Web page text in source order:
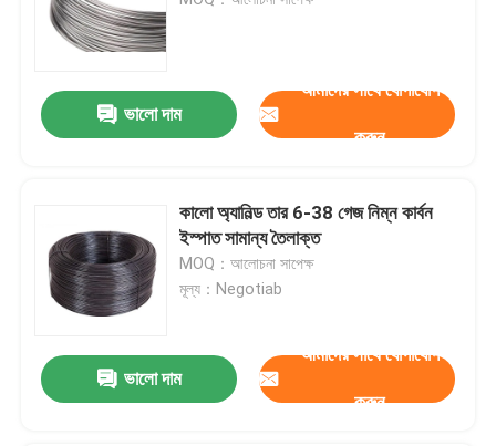
ঝালাই ইস্পাত ঝাঁঝরি
গ্যাবিয়ন ঝুড়ি
হেলিডেক সেফটি নেট
খনির স্ক্রিন জাল
ভালো দাম
আমাদের সাথে যোগাযোগ
করুন
কালো অ্যানিল্ড তার 6-38 গেজ নিম্ন কার্বন
ইস্পাত সামান্য তৈলাক্ত
MOQ：আলোচনা সাপেক্ষ
মূল্য：Negotiab
ভালো দাম
আমাদের সাথে যোগাযোগ
করুন